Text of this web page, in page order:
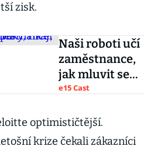
zisk.
Naši roboti učí
zaměstnance,
jak mluvit se
zákazníky,
zakladatelé
startupu
e15 Cast
optimističtější.
krize čekali zákazníci